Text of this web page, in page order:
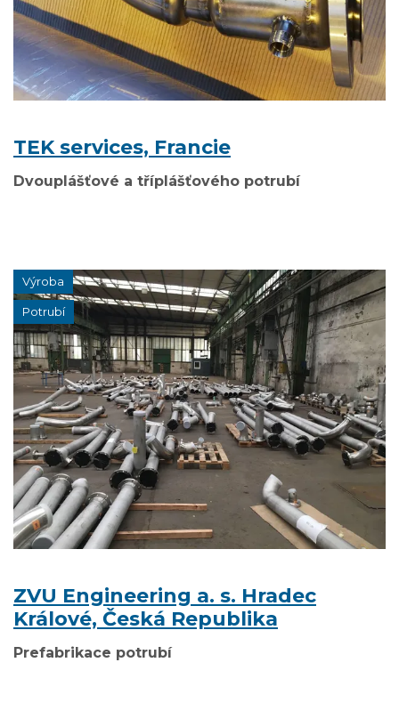
TEK services, Francie
Dvouplášťové a tříplášťového potrubí
Výroba
Potrubí
ZVU Engineering a. s. Hradec
Králové, Česká Republika
Prefabrikace potrubí